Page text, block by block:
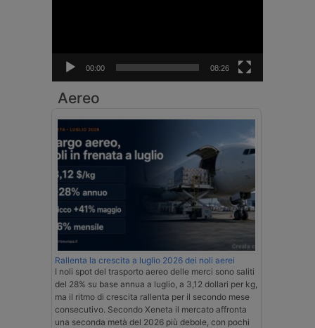
00:00 08:26
Aereo
Rallenta la crescita a luglio 2026 dei noli aerei
I noli spot del trasporto aereo delle merci sono saliti
del 28% su base annua a luglio, a 3,12 dollari per kg,
ma il ritmo di crescita rallenta per il secondo mese
consecutivo. Secondo Xeneta il mercato affronta
una seconda metà del 2026 più debole, con pochi